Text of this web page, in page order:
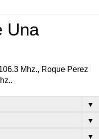
Una
Mhz., Roque Perez
▼
▼
▼